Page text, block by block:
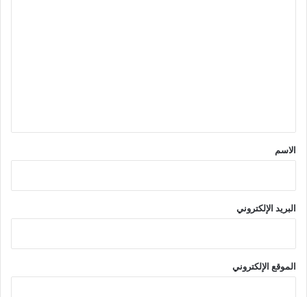
*
الاسم
البريد الإلكتروني
الموقع الإلكتروني